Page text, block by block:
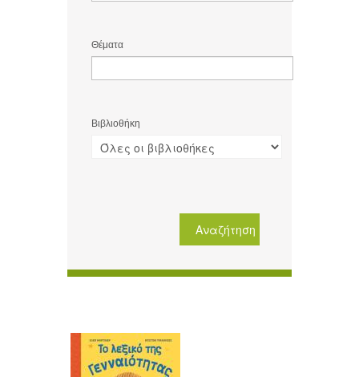
Θέματα
Βιβλιοθήκη